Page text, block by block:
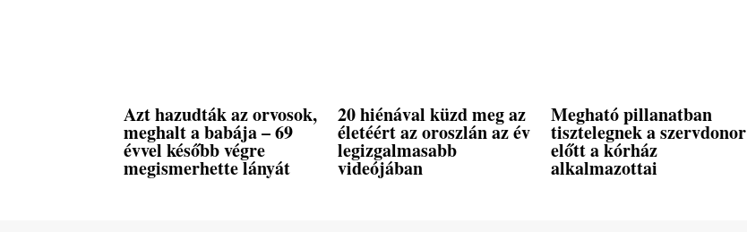
Azt hazudták az orvosok,
meghalt a babája – 69
évvel később végre
megismerhette lányát
20 hiénával küzd meg az
életéért az oroszlán az év
legizgalmasabb
videójában
Megható pillanatban
tisztelegnek a szervdonor
előtt a kórház
alkalmazottai